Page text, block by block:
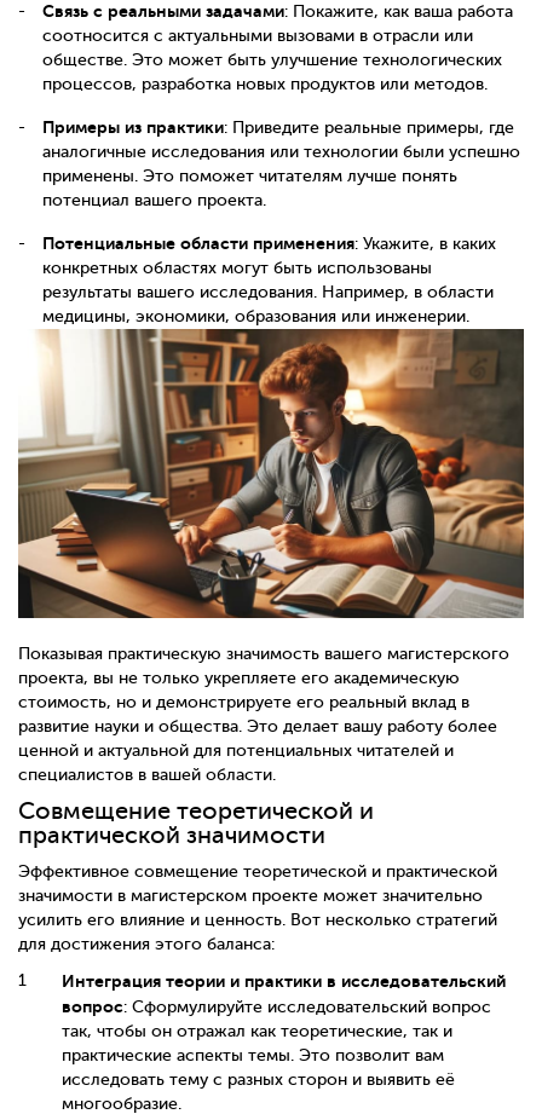
Связь с реальными задачами: Покажите, как ваша работа
соотносится с актуальными вызовами в отрасли или
обществе. Это может быть улучшение технологических
процессов, разработка новых продуктов или методов.
Примеры из практики: Приведите реальные примеры, где
аналогичные исследования или технологии были успешно
применены. Это поможет читателям лучше понять
потенциал вашего проекта.
Потенциальные области применения: Укажите, в каких
конкретных областях могут быть использованы
результаты вашего исследования. Например, в области
медицины, экономики, образования или инженерии.
Показывая практическую значимость вашего магистерского
проекта, вы не только укрепляете его академическую
стоимость, но и демонстрируете его реальный вклад в
развитие науки и общества. Это делает вашу работу более
ценной и актуальной для потенциальных читателей и
специалистов в вашей области.
Совмещение теоретической и
практической значимости
Эффективное совмещение теоретической и практической
значимости в магистерском проекте может значительно
усилить его влияние и ценность. Вот несколько стратегий
для достижения этого баланса:
Интеграция теории и практики в исследовательский
вопрос: Сформулируйте исследовательский вопрос
так, чтобы он отражал как теоретические, так и
практические аспекты темы. Это позволит вам
исследовать тему с разных сторон и выявить её
многообразие.